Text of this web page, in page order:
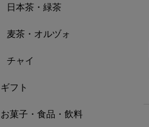
日本茶・緑茶
麦茶・オルヅォ
チャイ
ギフト
お菓子・食品・飲料